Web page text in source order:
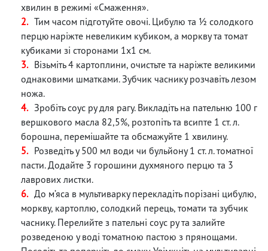
хвилин в режимі «Смаження».
Тим часом підготуйте овочі. Цибулю та ½ солодкого
перцю наріжте невеликим кубиком, а моркву та томат
кубиками зі сторонами 1х1 см.
Візьміть 4 картоплини, очистьте та наріжте великими
однаковими шматками. Зубчик часнику розчавіть лезом
ножа.
Зробіть соус ру для рагу. Викладіть на пательню 100 г
вершкового масла 82,5%, розтопіть та всипте 1 ст. л.
борошна, перемішайте та обсмажуйте 1 хвилину.
Розведіть у 500 мл води чи бульйону 1 ст. л. томатної
пасти. Додайте 3 горошини духмяного перцю та 3
лаврових листки.
До м’яса в мультиварку перекладіть порізані цибулю,
моркву, картоплю, солодкий перець, томати та зубчик
часнику. Перелийте з пательні соус ру та залийте
розведеною у воді томатною пастою з прянощами.